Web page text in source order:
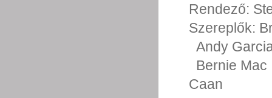
Rendező:
Szereplők:
Andy
Bernie Mac
Caan